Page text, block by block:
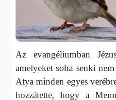
Az evangéliumban
amelyeket soha senki
Atya minden egyes
hozzátette, hogy a